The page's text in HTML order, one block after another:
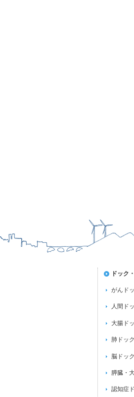
ドック
がんド
人間ド
大腸ド
肺ドック
脳ドック
膵臓・
認知症